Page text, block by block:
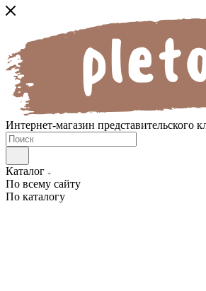
Интернет-магазин представительского
Каталог
По всему сайту
По каталогу